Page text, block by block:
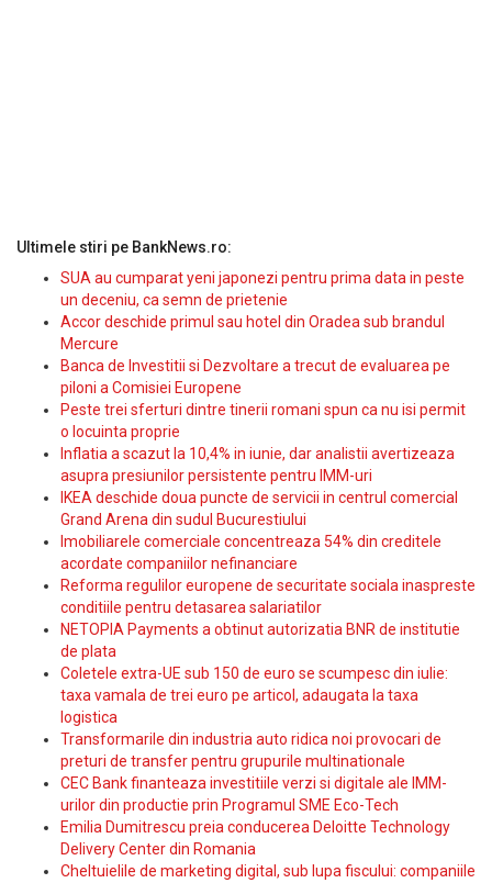
Ultimele stiri pe BankNews.ro:
SUA au cumparat yeni japonezi pentru prima data in peste
un deceniu, ca semn de prietenie
Accor deschide primul sau hotel din Oradea sub brandul
Mercure
Banca de Investitii si Dezvoltare a trecut de evaluarea pe
piloni a Comisiei Europene
Peste trei sferturi dintre tinerii romani spun ca nu isi permit
o locuinta proprie
Inflatia a scazut la 10,4% in iunie, dar analistii avertizeaza
asupra presiunilor persistente pentru IMM-uri
IKEA deschide doua puncte de servicii in centrul comercial
Grand Arena din sudul Bucurestiului
Imobiliarele comerciale concentreaza 54% din creditele
acordate companiilor nefinanciare
Reforma regulilor europene de securitate sociala inaspreste
conditiile pentru detasarea salariatilor
NETOPIA Payments a obtinut autorizatia BNR de institutie
de plata
Coletele extra-UE sub 150 de euro se scumpesc din iulie:
taxa vamala de trei euro pe articol, adaugata la taxa
logistica
Transformarile din industria auto ridica noi provocari de
preturi de transfer pentru grupurile multinationale
CEC Bank finanteaza investitiile verzi si digitale ale IMM-
urilor din productie prin Programul SME Eco-Tech
Emilia Dumitrescu preia conducerea Deloitte Technology
Delivery Center din Romania
Cheltuielile de marketing digital, sub lupa fiscului: companiile